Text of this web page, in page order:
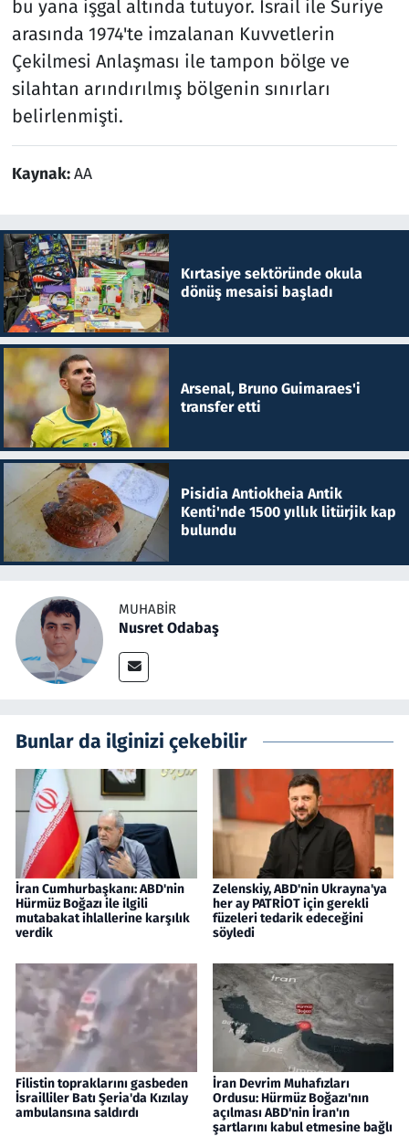
bu yana işgal altında tutuyor. İsrail ile Suriye
arasında 1974'te imzalanan Kuvvetlerin
Çekilmesi Anlaşması ile tampon bölge ve
silahtan arındırılmış bölgenin sınırları
belirlenmişti.
Kaynak:AA
Kırtasiye sektöründe okula
dönüş mesaisi başladı
Arsenal, Bruno Guimaraes'i
transfer etti
Pisidia Antiokheia Antik
Kenti'nde 1500 yıllık litürjik kap
bulundu
MUHABIR
Nusret Odabaş
Bunlar da ilginizi çekebilir
İran Cumhurbaşkanı: ABD'nin
Hürmüz Boğazı ile ilgili
mutabakat ihlallerine karşılık
verdik
Zelenskiy, ABD'nin Ukrayna'ya
her ay PATRİOT için gerekli
füzeleri tedarik edeceğini
söyledi
Filistin topraklarını gasbeden
İsrailliler Batı Şeria'da Kızılay
ambulansına saldırdı
İran Devrim Muhafızları
Ordusu: Hürmüz Boğazı'nın
açılması ABD'nin İran'ın
şartlarını kabul etmesine bağlı